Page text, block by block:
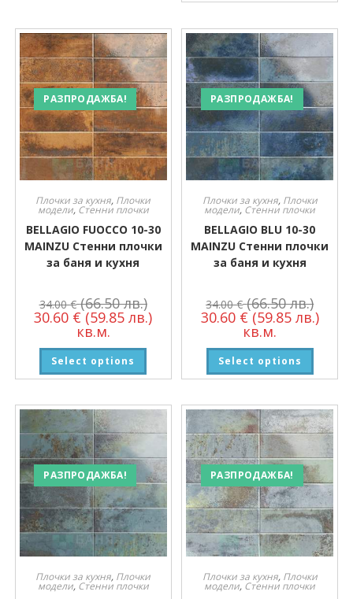
РАЗПРОДАЖБА!
Плочки за кухня, Плочки
модели, Стенни плочки
BELLAGIO FUOCCO 10-30
MAINZU Стенни плочки
за баня и кухня
34.00€ (66.50 лв.)
30.60 € (59.85 лв.)
кв.м.
Select options
РАЗПРОДАЖБА!
Плочки за кухня, Плочки
модели, Стенни плочки
BELLAGIO BLU 10-30
MAINZU Стенни плочки
за баня и кухня
34.00€ (66.50 лв.)
30.60 € (59.85 лв.)
кв.м.
Select options
РАЗПРОДАЖБА!
Плочки за кухня, Плочки
модели, Стенни плочки
РАЗПРОДАЖБА!
Плочки за кухня, Плочки
модели, Стенни плочки